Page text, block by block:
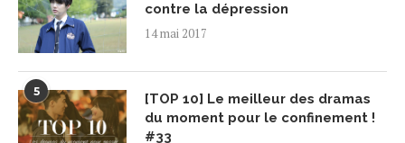
contre la dépression
14 mai 2017
5
[TOP 10] Le meilleur des dramas
du moment pour le confinement !
#33